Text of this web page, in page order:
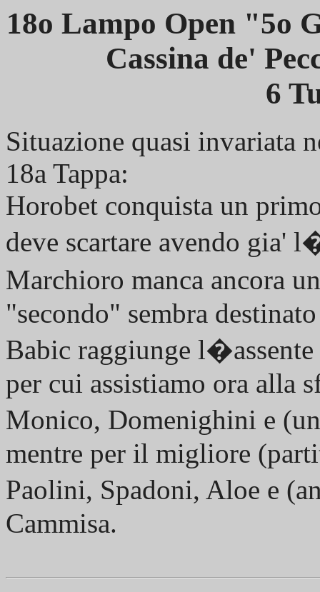
18o Lampo Open "5o
Cassina de'
6
Situazione quasi invariata
18a Tappa:
Horobet conquista un
deve scartare avendo gia'
Marchioro manca ancora
"secondo" sembra
Babic raggiunge
per cui assistiamo ora alla
Monico, Domenighini e
mentre per il migliore
Paolini, Spadoni, Aloe e
Cammisa.